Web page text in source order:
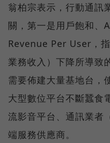
翁柏宗表示，行動通訊
關，第一是用戶飽和、
Revenue Per User，
業務收入）下降所導致
需要佈建大量基地台，
大型數位平台不斷蠶食
流影音平台、通訊業者
端服務供應商。